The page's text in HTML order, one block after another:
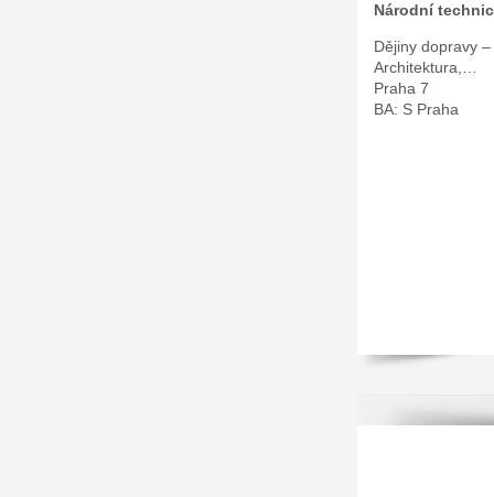
Národní
Dějiny dopravy
Architektura,…
Praha 7
BA: S Praha